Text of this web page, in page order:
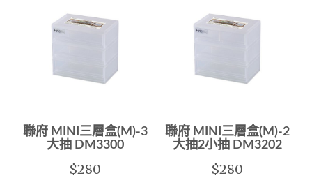
聯府 MINI三層盒(M)-3
大抽 DM3300
$280
聯府 MINI三層盒(M)-2
大抽2小抽 DM3202
$280